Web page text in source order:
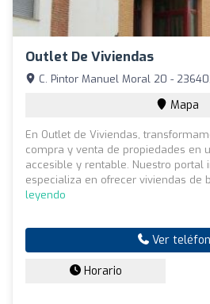
Outlet De Viviendas
C. Pintor Manuel Moral 20 -
Mapa
En Outlet de Viviendas,
compra y venta de propiedades en
accesible y rentable. Nuestro portal
especializa en ofrecer viviendas de
leyendo
Ver
Horario